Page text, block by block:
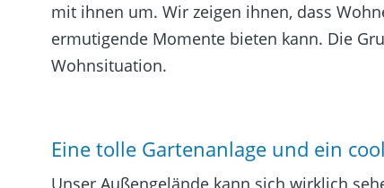
mit ihnen um. Wir zeigen ihnen, dass
ermutigende Momente bieten kann. Die
Wohnsituation.
Eine tolle Gartenanlage und ein
Unser Außengelände kann sich wirklich